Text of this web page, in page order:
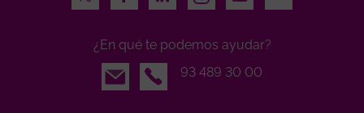
¿En qué te podemos ayudar?
Email
93 489 30 00